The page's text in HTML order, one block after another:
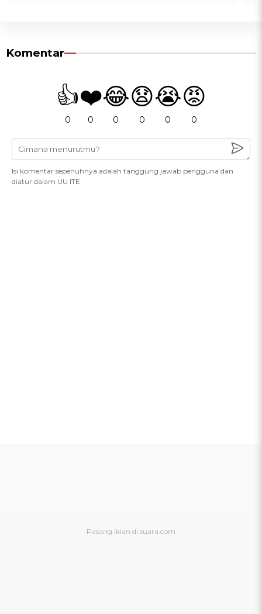
Komentar
👍
0
❤️
0
😂
0
😧
0
😭
0
😡
0
Isi komentar sepenuhnya adalah tanggung jawab pengguna dan
diatur dalam UU ITE